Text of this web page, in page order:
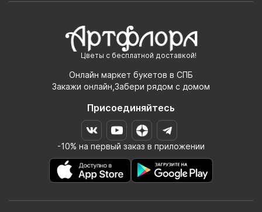
Цветы с бесплатной доставкой!
Онлайн маркет букетов в СПБ
Закажи онлайн,Забери рядом с домом
Присоединяйтесь
-10% на первый заказ в приложении